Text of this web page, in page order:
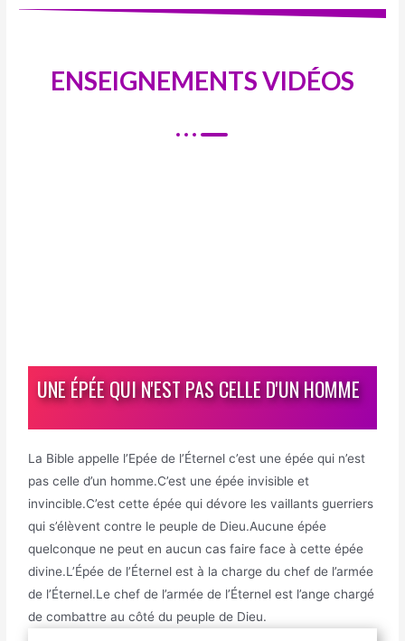
ENSEIGNEMENTS VIDÉOS
UNE ÉPÉE QUI N'EST PAS CELLE D'UN HOMME
La Bible appelle l’Epée de l’Éternel c’est une épée qui n’est
pas celle d’un homme.C’est une épée invisible et
invincible.C’est cette épée qui dévore les vaillants guerriers
qui s’élèvent contre le peuple de Dieu.Aucune épée
quelconque ne peut en aucun cas faire face à cette épée
divine.L’Épée de l’Éternel est à la charge du chef de l’armée
de l’Éternel.Le chef de l’armée de l’Éternel est l’ange chargé
de combattre au côté du peuple de Dieu.